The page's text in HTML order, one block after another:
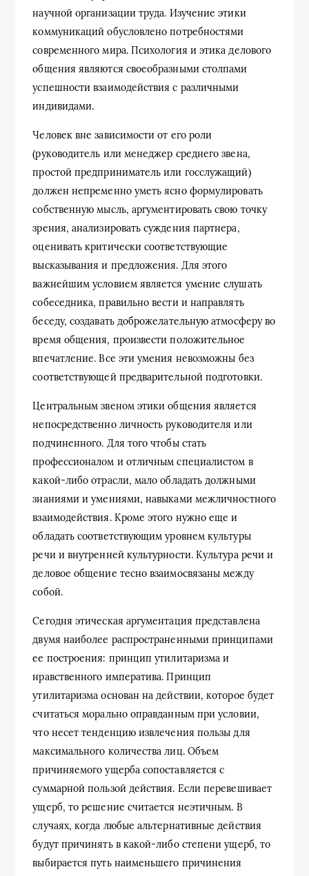
научной организации труда. Изучение этики
коммуникаций обусловлено потребностями
современного мира. Психология и этика делового
общения являются своеобразными столпами
успешности взаимодействия с различными
индивидами.
Человек вне зависимости от его роли
(руководитель или менеджер среднего звена,
простой предприниматель или госслужащий)
должен непременно уметь ясно формулировать
собственную мысль, аргументировать свою точку
зрения, анализировать суждения партнера,
оценивать критически соответствующие
высказывания и предложения. Для этого
важнейшим условием является умение слушать
собеседника, правильно вести и направлять
беседу, создавать доброжелательную атмосферу во
время общения, произвести положительное
впечатление. Все эти умения невозможны без
соответствующей предварительной подготовки.
Центральным звеном этики общения является
непосредственно личность руководителя или
подчиненного. Для того чтобы стать
профессионалом и отличным специалистом в
какой-либо отрасли, мало обладать должными
знаниями и умениями, навыками межличностного
взаимодействия. Кроме этого нужно еще и
обладать соответствующим уровнем культуры
речи и внутренней культурности. Культура речи и
деловое общение тесно взаимосвязаны между
собой.
Сегодня этическая аргументация представлена
двумя наиболее распространенными принципами
ее построения: принцип утилитаризма и
нравственного императива. Принцип
утилитаризма основан на действии, которое будет
считаться морально оправданным при условии,
что несет тенденцию извлечения пользы для
максимального количества лиц. Объем
причиняемого ущерба сопоставляется с
суммарной пользой действия. Если перевешивает
ущерб, то решение считается неэтичным. В
случаях, когда любые альтернативные действия
будут причинять в какой-либо степени ущерб, то
выбирается путь наименьшего причинения